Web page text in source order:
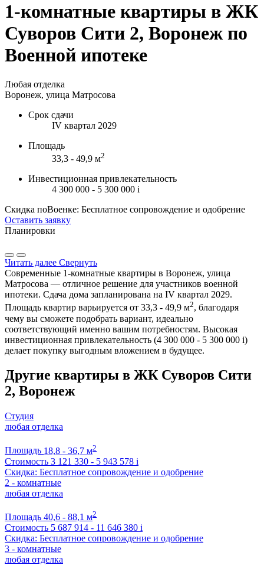
1-комнатные квартиры в ЖК
Суворов Сити 2, Воронеж по
Военной ипотеке
Любая отделка
Воронеж, улица Матросова
Срок сдачи
IV квартал 2029
Площадь
33,3 - 49,9 м2
Инвестиционная привлекательность
4 300 000 - 5 300 000 i
Скидка поВоенке: Бесплатное сопровождение и одобрение
Оставить заявку
Планировки
Читать далее Свернуть
Современные 1-комнатные квартиры в Воронеж, улица
Матросова — отличное решение для участников военной
ипотеки. Сдача дома запланирована на IV квартал 2029.
Площадь квартир варьируется от 33,3 - 49,9 м2, благодаря
чему вы сможете подобрать вариант, идеально
соответствующий именно вашим потребностям. Высокая
инвестиционная привлекательность (4 300 000 - 5 300 000 i)
делает покупку выгодным вложением в будущее.
Другие квартиры в ЖК Суворов Сити
2, Воронеж
Студия
любая отделка
Площадь 18,8 - 36,7 м2
Стоимость 3 121 330 - 5 943 578 i
Скидка: Бесплатное сопровождение и одобрение
2 - комнатные
любая отделка
Площадь 40,6 - 88,1 м2
Стоимость 5 687 914 - 11 646 380 i
Скидка: Бесплатное сопровождение и одобрение
3 - комнатные
любая отделка